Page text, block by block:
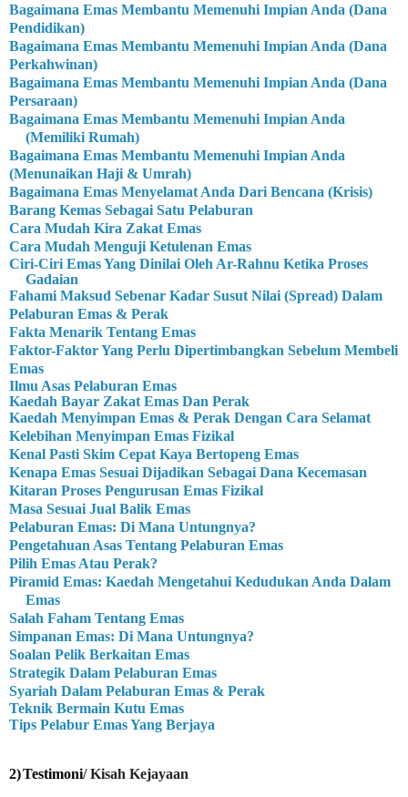
Bagaimana Emas Membantu Memenuhi Impian Anda (Dana
Pendidikan)
Bagaimana Emas Membantu Memenuhi Impian Anda (Dana
Perkahwinan)
Bagaimana Emas Membantu Memenuhi Impian Anda (Dana
Persaraan)
Bagaimana Emas Membantu Memenuhi Impian Anda
(Memiliki Rumah)
Bagaimana Emas Membantu Memenuhi Impian Anda
(Menunaikan Haji & Umrah)
Bagaimana Emas Menyelamat Anda Dari Bencana (Krisis)
Barang Kemas Sebagai Satu Pelaburan
Cara Mudah Kira Zakat Emas
Cara Mudah Menguji Ketulenan Emas
Ciri-Ciri Emas Yang Dinilai Oleh Ar-Rahnu Ketika Proses
Gadaian
Fahami Maksud Sebenar Kadar Susut Nilai (Spread) Dalam
Pelaburan Emas & Perak
Fakta Menarik Tentang Emas
Faktor-Faktor Yang Perlu Dipertimbangkan Sebelum Membeli
Emas
Ilmu Asas Pelaburan Emas
Kaedah Bayar Zakat Emas Dan Perak
Kaedah Menyimpan Emas & Perak Dengan Cara Selamat
Kelebihan Menyimpan Emas Fizikal
Kenal Pasti Skim Cepat Kaya Bertopeng Emas
Kenapa Emas Sesuai Dijadikan Sebagai Dana Kecemasan
Kitaran Proses Pengurusan Emas Fizikal
Masa Sesuai Jual Balik Emas
Pelaburan Emas: Di Mana Untungnya?
Pengetahuan Asas Tentang Pelaburan Emas
Pilih Emas Atau Perak?
Piramid Emas: Kaedah Mengetahui Kedudukan Anda Dalam
Emas
Salah Faham Tentang Emas
Simpanan Emas: Di Mana Untungnya?
Soalan Pelik Berkaitan Emas
Strategik Dalam Pelaburan Emas
Syariah Dalam Pelaburan Emas & Perak
Teknik Bermain Kutu Emas
Tips Pelabur Emas Yang Berjaya
2)Testimoni/ Kisah Kejayaan